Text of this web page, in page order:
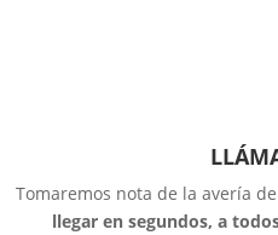
Tomaremos nota de la avería
llegar en segundos, a